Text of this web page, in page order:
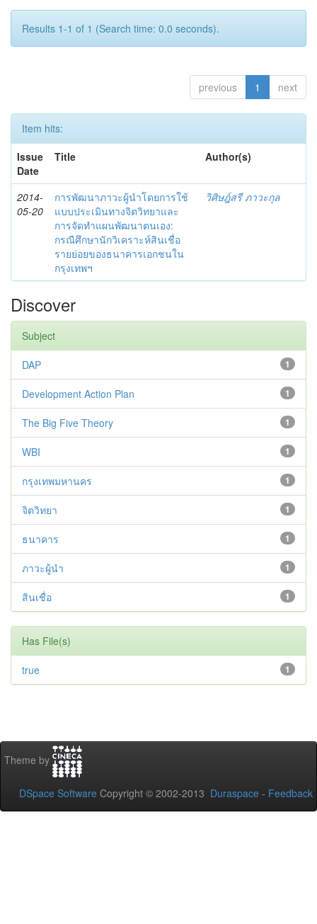
Results 1-1 of 1 (Search time: 0.0 seconds).
previous 1 next
Item hits:
Issue
Date
Title Author(s)
2014-
05-20
การพัฒนาภาวะผู้นำโดยการใช้
แบบประเมินทางจิตวิทยาและ
การจัดทำแผนพัฒนาตนเอง:
กรณีศึกษานักวิเคราะห์สินเชื่อ
รายย่อยของธนาคารเอกชนใน
กรุงเทพฯ
วิศิษฎ์สรี ภาวะกุล
Discover
Subject
1
DAP
1
Development Action Plan
1
The Big Five Theory
1
WBI
1
กรุงเทพมหานคร
1
จิตวิทยา
1
ธนาคาร
1
ภาวะผู้นำ
1
สินเชื่อ
Has File(s)
1
true
Theme by
DSpace Software Copyright © 2002-2013 Duraspace - Feedback